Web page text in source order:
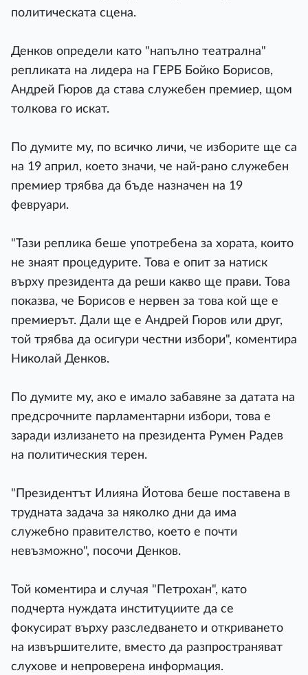
политическата сцена.
Денков определи като "напълно театрална"
репликата на лидера на ГЕРБ Бойко Борисов,
Андрей Гюров да става служебен премиер, щом
толкова го искат.
По думите му, по всичко личи, че изборите ще са
на 19 април, което значи, че най-рано служебен
премиер трябва да бъде назначен на 19
февруари.
"Тази реплика беше употребена за хората, които
не знаят процедурите. Това е опит за натиск
върху президента да реши какво ще прави. Това
показва, че Борисов е нервен за това кой ще е
премиерът. Дали ще е Андрей Гюров или друг,
той трябва да осигури честни избори", коментира
Николай Денков.
По думите му, ако е имало забавяне за датата на
предсрочните парламентарни избори, това е
заради излизането на президента Румен Радев
на политическия терен.
"Президентът Илияна Йотова беше поставена в
трудната задача за няколко дни да има
служебно правителство, което е почти
невъзможно", посочи Денков.
Той коментира и случая "Петрохан", като
подчерта нуждата институциите да се
фокусират върху разследването и откриването
на извършителите, вместо да разпространяват
слухове и непроверена информация.